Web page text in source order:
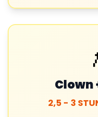
Clown
2,5 - 3